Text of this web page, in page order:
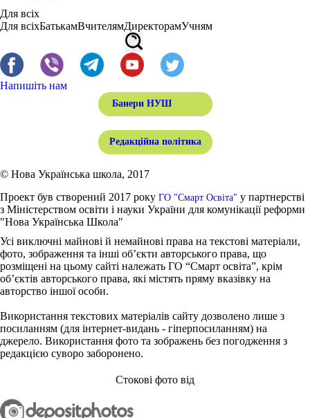
Для всіх
Для всіхБатькамВчителямДиректорамУчням
Напишіть нам
Банери НУШ
Редакційна політика
© Нова Українська школа, 2017
Проект був створений 2017 року ГО "Смарт Освіта" у партнерстві
з Міністерством освіти і науки України для комунікації реформи
"Нова Українська Школа"
Усі виключні майнові й немайнові права на текстові матеріали,
фото, зображення та інші об’єкти авторського права, що
розміщені на цьому сайті належать ГО “Смарт освіта”, крім
об’єктів авторського права, які містять пряму вказівку на
авторство іншої особи.
Використання текстових матеріалів сайту дозволено лише з
посиланням (для інтернет-видань - гіперпосиланням) на
джерело. Використання фото та зображень без погодження з
редакцією суворо заборонено.
Стокові фото від